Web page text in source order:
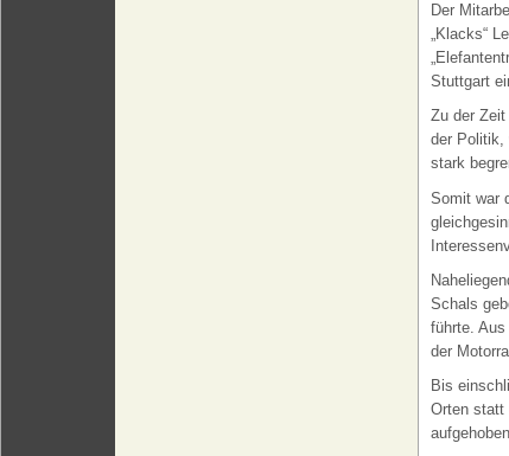
Der
„Klacks“
Stuttgart
Zu der
der Politik,
stark
Somit war
Schals
führte. Aus
der
Bis
Orten statt
aufgehoben.